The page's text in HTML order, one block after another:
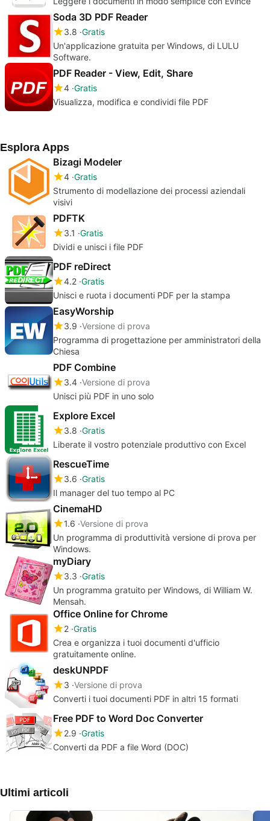
Soda 3D PDF Reader
3.8 Gratis
Un'applicazione gratuita per Windows, di LULU
Software.
PDF Reader - View, Edit, Share
4 Gratis
Visualizza, modifica e condividi file PDF
Esplora Apps
Bizagi Modeler
4 Gratis
Strumento di modellazione dei processi aziendali
visivi
PDFTK
3.1 Gratis
Dividi e unisci i file PDF
PDF reDirect
4.2 Gratis
Unisci e ruota i documenti PDF per la stampa
EasyWorship
3.9 Versione di prova
Programma di progettazione per amministratori della
Chiesa
PDF Combine
3.4 Versione di prova
Unisci più PDF in uno solo
Explore Excel
3.8 Gratis
Liberate il vostro potenziale produttivo con Excel
RescueTime
3.6 Gratis
Il manager del tuo tempo al PC
CinemaHD
1.6 Versione di prova
Un programma di produttività versione di prova per
Windows.
myDiary
3.3 Gratis
Un programma gratuito per Windows, di William W.
Mensah.
Office Online for Chrome
2 Gratis
Crea e organizza i tuoi documenti d'ufficio
gratuitamente online.
deskUNPDF
3 Versione di prova
Converti i tuoi documenti PDF in altri 15 formati
Free PDF to Word Doc Converter
2.9 Gratis
Converti da PDF a file Word (DOC)
Ultimi articoli